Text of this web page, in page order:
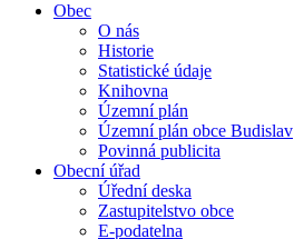
Obec
O nás
Historie
Statistické údaje
Knihovna
Územní plán
Územní plán obce Budislav
Povinná publicita
Obecní úřad
Úřední deska
Zastupitelstvo obce
E-podatelna